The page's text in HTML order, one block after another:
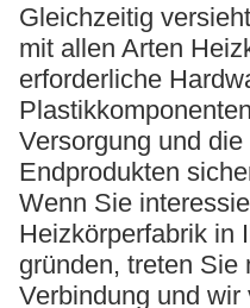
Gleichzeitig
mit allen Arten
erforderliche
Versorgung und
Endprodukten
Wenn Sie
Heizkörperfabrik in
gründen, treten Sie
Verbindung und